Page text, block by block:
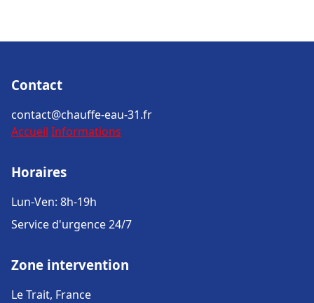
Contact
contact@chauffe-eau-31.fr
Accueil Informations
Horaires
Lun-Ven: 8h-19h
Service d'urgence 24/7
Zone intervention
Le Trait, France